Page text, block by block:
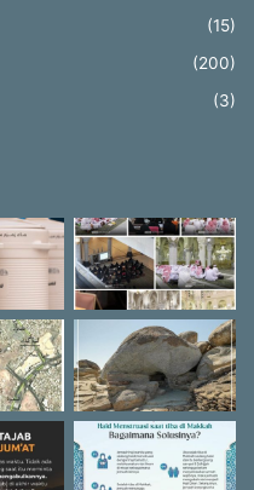
(15)
(200)
(3)